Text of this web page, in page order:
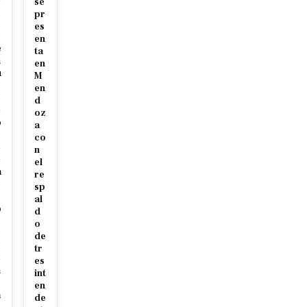
pr
es
en
ta
en
M
en
d
oz
a
co
n
el
re
sp
al
d
o
de
tr
es
int
en
de